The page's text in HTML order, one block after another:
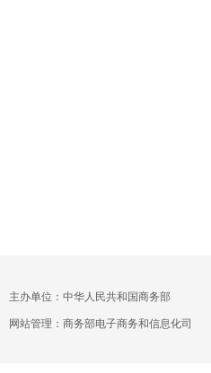
主办单位：中华人民共和国商务部
网站管理：商务部电子商务和信息化司